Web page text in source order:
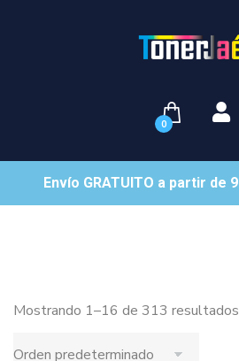
0
Envío GRATUITO a partir de
Mostrando 1–16 de 313 resultados